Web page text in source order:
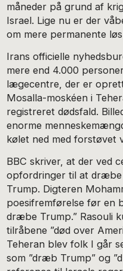
måneder på grund af
Israel. Lige nu er der
om mere permanente
Irans officielle
mere end 4.000
lægecentre, der er
Mosalla-moskéen i
registreret dødsfald.
enorme
kølet ned med forstøvet
BBC skriver, at der ved
opfordringer til at dræbe
Trump. Digteren
poesifremførelse før en
dræbe Trump.” Rasouli
tilråbene ”død over
Teheran blev folk I går
som ”dræb Trump” og